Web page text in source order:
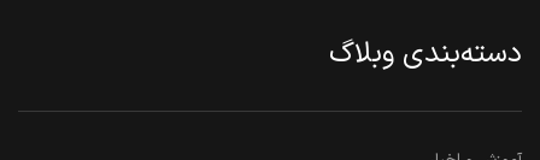
دسته‌بندی وبلاگ